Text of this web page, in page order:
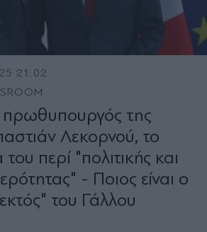
21:02
της
Λεκορνού, το
περί "πολιτικής και
- Ποιος είναι ο
του Γάλλου